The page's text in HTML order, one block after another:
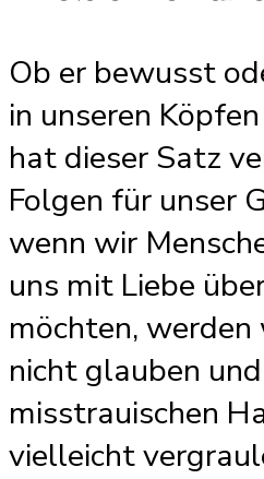
Ob er bewusst
in unseren
hat dieser Satz
Folgen für unser
wenn wir
uns mit Liebe
möchten, werden
nicht glauben
misstrauischen
vielleicht